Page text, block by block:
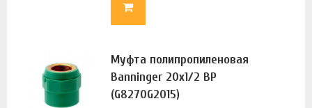
Муфта полипропиленовая
Banninger 20х1/2 ВР
(G8270G2015)